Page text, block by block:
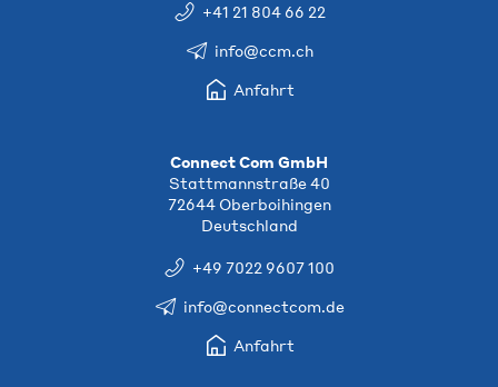
+41 21 804 66 22
info@ccm.ch
Anfahrt
Connect Com GmbH
Stattmannstraße 40
72644 Oberboihingen
Deutschland
+49 7022 9607 100
info@connectcom.de
Anfahrt